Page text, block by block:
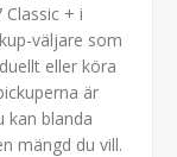
Classic + i
väljare som
eller köra
är
kan blanda
mängd du vill.